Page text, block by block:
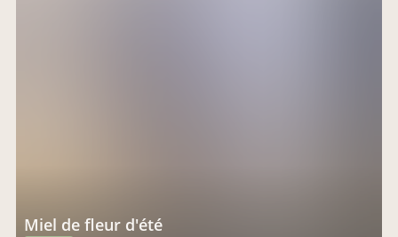
Miel de fleur d'été